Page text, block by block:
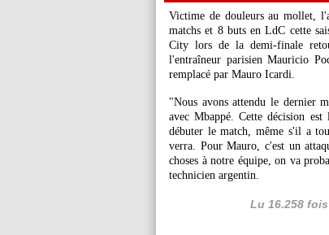
Victime de douleurs au mollet,
matchs et 8 buts en LdC cette
City lors de la demi-finale
l'entraîneur parisien Mauricio
remplacé par Mauro Icardi.
"Nous avons attendu le dernier
avec Mbappé. Cette décision
débuter le match, même s'il a
verra. Pour Mauro, c'est un
choses à notre équipe, on va
technicien argentin.
Lu 16.258 fois